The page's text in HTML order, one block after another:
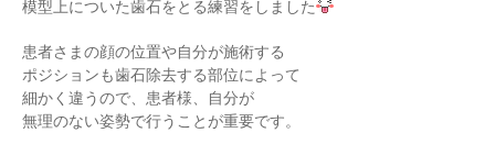
模型上についた歯石をとる練習をしました
患者さまの顔の位置や自分が施術する
ポジションも歯石除去する部位によって
細かく違うので、患者様、自分が
無理のない姿勢で行うことが重要です。